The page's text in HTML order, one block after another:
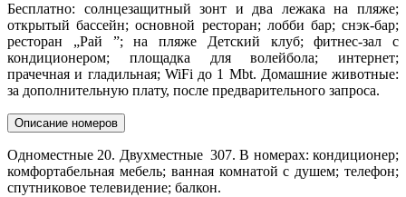
Бесплатно: солнцезащитный зонт и два лежака на пляже;
открытый бассейн; основной ресторан; лобби бар; снэк-бар;
ресторан „Рай ”; на пляже Детский клуб; фитнес-зал с
кондиционером; площадка для волейбола; интернет;
прачечная и гладильная; WiFi до 1 Mbt. Домашние животные:
за дополнительную плату, после предварительного запроса.
Описание номеров
Одноместные 20. Двухместные 307. В номерах: кондиционер;
комфортабельная мебель; ванная комнатой с душем; телефон;
спутниковое телевидение; балкон.